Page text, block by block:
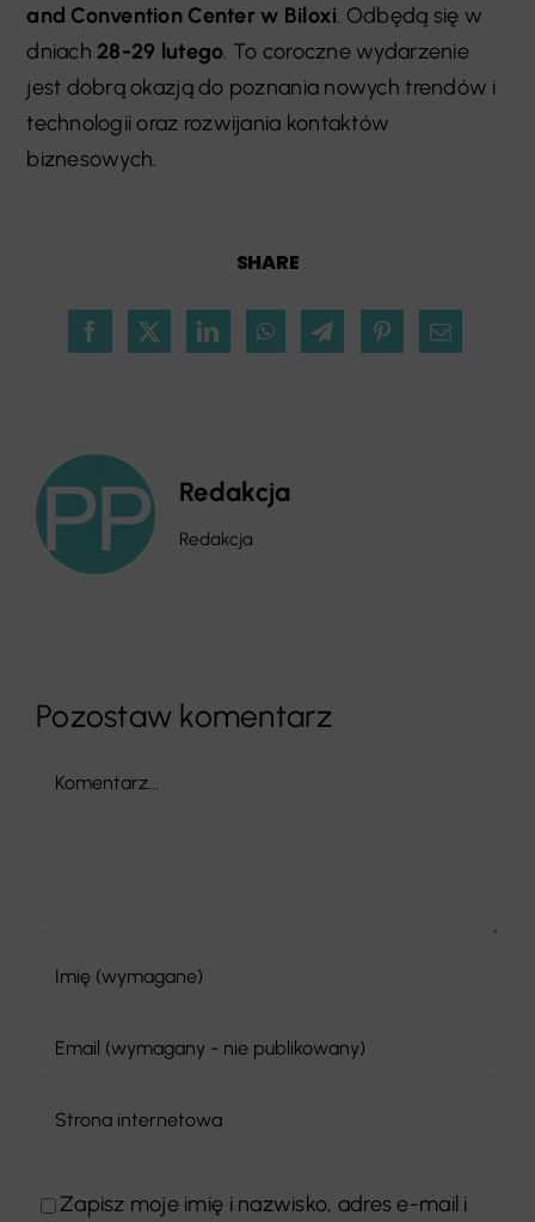
SHARE
and Convention Center w Biloxi. Odbędą się w
dniach 28-29 lutego. To coroczne wydarzenie
jest dobrą okazją do poznania nowych trendów i
technologii oraz rozwijania kontaktów
biznesowych.
Redakcja
Redakcja
Pozostaw komentarz
Comment
Zapisz moje imię i nazwisko, adres e-mail i